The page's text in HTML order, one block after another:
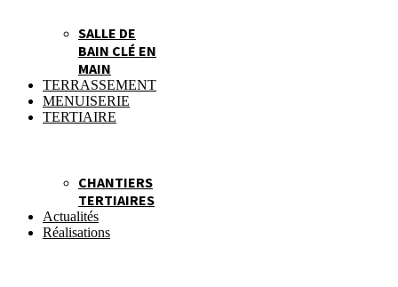
SALLE DE
BAIN CLÉ EN
MAIN
TERRASSEMENT
MENUISERIE
TERTIAIRE
CHANTIERS
TERTIAIRES
Actualités
Réalisations